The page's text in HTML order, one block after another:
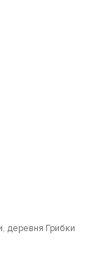
деревня Грибки